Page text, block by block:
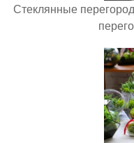
Стеклянные